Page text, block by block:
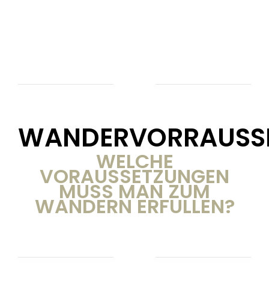
WELCHE
VORAUSSETZUNGEN
MUSS MAN ZUM
WANDERN ERFÜLLEN?